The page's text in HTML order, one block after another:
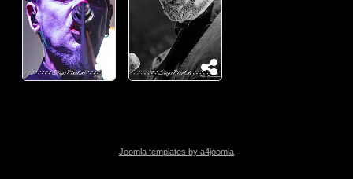
Joomla templates by a4joomla